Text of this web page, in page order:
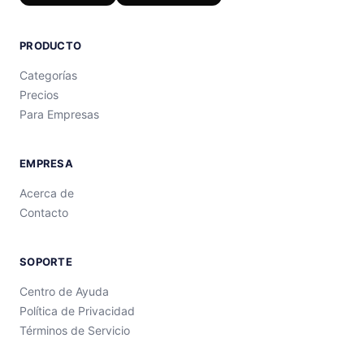
PRODUCTO
Categorías
Precios
Para Empresas
EMPRESA
Acerca de
Contacto
SOPORTE
Centro de Ayuda
Política de Privacidad
Términos de Servicio